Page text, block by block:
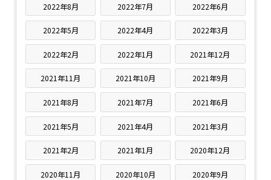
2022年8月 2022年7月 2022年6月
2022年5月 2022年4月 2022年3月
2022年2月 2022年1月 2021年12月
2021年11月 2021年10月 2021年9月
2021年8月 2021年7月 2021年6月
2021年5月 2021年4月 2021年3月
2021年2月 2021年1月 2020年12月
2020年11月 2020年10月 2020年9月